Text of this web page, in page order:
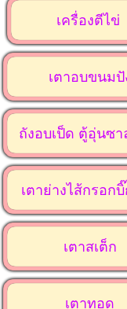
เครื่องตีไข่
เตาอบขนมปั
ถังอบเป็ด ตู้อุ่นซา
เตาย่างไส้กรอก
เตาสเต็ก
เตาทอด